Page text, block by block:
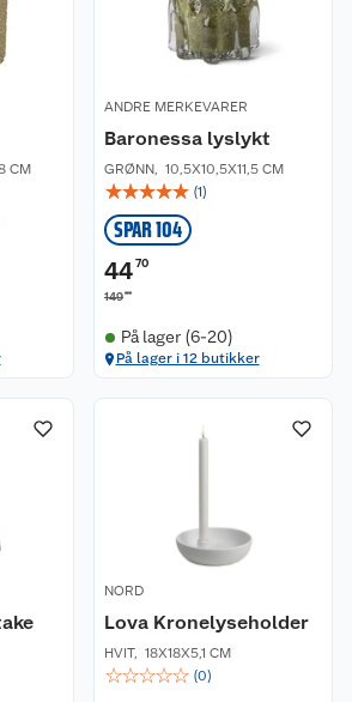
CM
ANDRE MERKEVARER
Baronessa lyslykt
GRØNN, 10,5X10,5X11,5 CM
☆☆☆☆☆ (1)
SPAR 104
4470
14900
På lager (6-20)
På lager i 12 butikker
NORD
Lova Kronelyseholder
HVIT, 18X18X5,1 CM
☆☆☆☆☆ (0)